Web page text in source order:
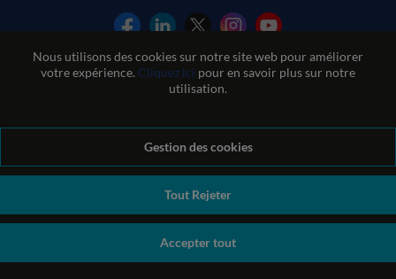
Nous utilisons des cookies sur notre site web pour améliorer
votre expérience. Cliquez ici pour en savoir plus sur notre
utilisation.
Gestion des cookies
Tout Rejeter
Accepter tout
Conditions générales de vente
Conditions d'utilisation du site web
Politique de confidentialité et de cookies
Politique de qualité
Politique environnementale
Déclaration sur l'esclavage moderne
number: GB 338 0755 48|ecommerce by red